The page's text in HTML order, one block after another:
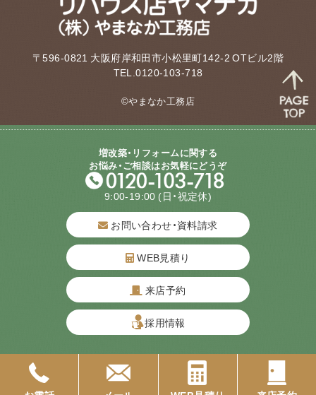
〒596-0821 大阪府岸和田市小松里町142-2 OTビル2階
TEL.0120-103-718
©やまなか工務店
増改築・リフォームに関する
お悩み・ご相談はお気軽にどうぞ
9:00-19:00 (日・祝定休)
お問い合わせ・資料請求
WEB見積り
来店予約
採用情報